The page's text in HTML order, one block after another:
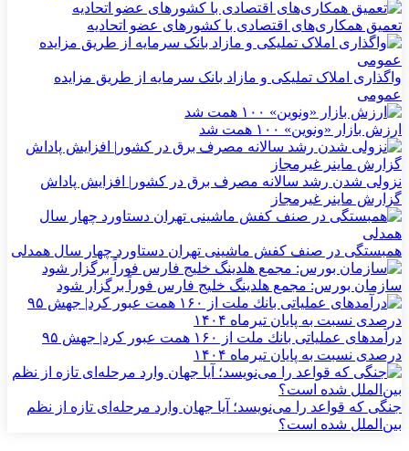
تعمیق همکاری‌های اقتصادی با کشورهای عضو اتحادیه
واگذاری املاک تملیکی و مازاد بانک سرمایه از طریق مزایده
عمومی
ارزش بازار «ونوین» ۱۰۰ همت شد
نزولی شدن رشد سالانه مصرف برق در کشور| افزایش پاداش
گزارش ماینر غیرمجاز
همبستگی در صنف کفش ماشینی تهران دستاورد چهار سال همدلی
سازمان بورس: مجمع هلدینگ خلیج فارس فوراً برگزار شود
درآمدهای عملیاتی بانك ملت از ۱۶۰ همت عبور كرد| جهش ۹۵
درصدی نسبت به پایان تیرماه ۱۴۰۴
جنگی که قواعد را می‌نویسد؛ آیا جهان وارد مرحله‌ای تازه از نظم
بین‌الملل شده است؟